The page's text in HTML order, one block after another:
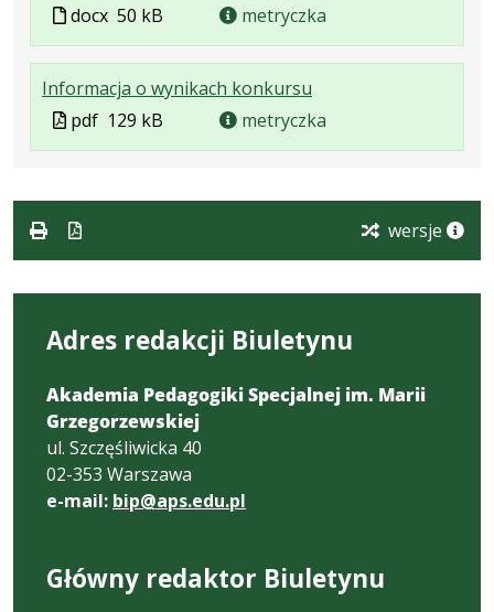
formacie:
50
Plik
w
formacie
docx 50 kB metryczka
Informacja o wynikach konkursu
Plik
Rozmiar
Otwiera
karcie.
Plik
w
pdf 129 kB metryczka
wersje
Adres redakcji Biuletynu
Akademia Pedagogiki Specjalnej im. Marii
Grzegorzewskiej
ul. Szczęśliwicka 40
02-353 Warszawa
e-mail: bip@aps.edu.pl
Główny redaktor Biuletynu